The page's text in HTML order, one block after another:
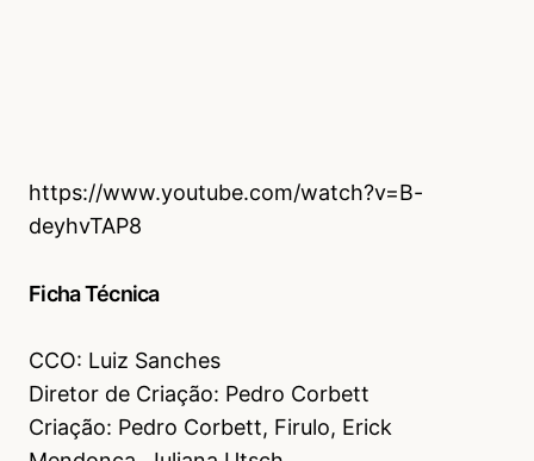
https://www.youtube.com/watch?v=B-
deyhvTAP8
Ficha Técnica
CCO: Luiz Sanches
Diretor de Criação: Pedro Corbett
Criação: Pedro Corbett, Firulo, Erick